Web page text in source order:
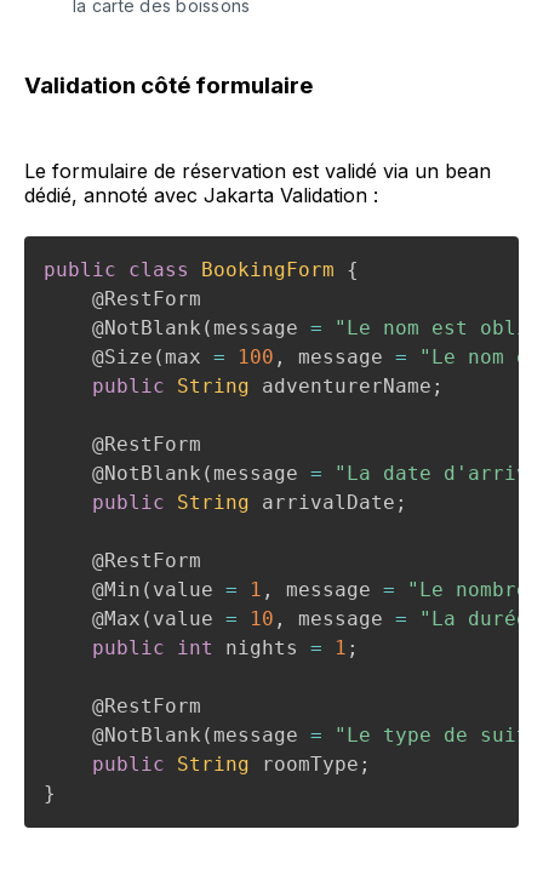
la carte des boissons
Validation côté formulaire
Le formulaire de réservation est validé via un bean
dédié, annoté avec Jakarta Validation :
public class BookingForm
{
@RestForm
@NotBlank ( message =
"Le nom est
@Size ( max = 100 , message =
"Le nom
public
String adventurerName ;
@RestForm
@NotBlank ( message =
"La date
public
String arrivalDate ;
@RestForm
@Min ( value = 1 , message =
"Le
@Max ( value = 10 , message =
"La
public
int nights = 1 ;
@RestForm
@NotBlank ( message =
"Le type de
public
String roomType ;
}